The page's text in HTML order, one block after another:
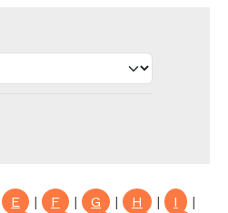
E | F | G | H | I
|